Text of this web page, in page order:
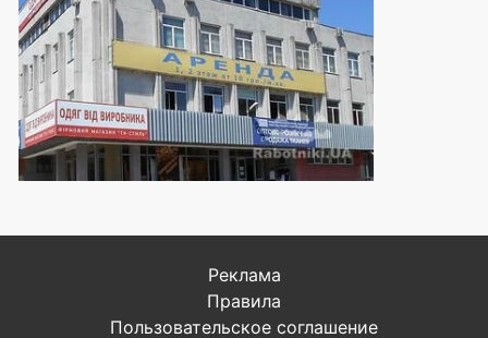
Реклама
Правила
Пользовательское соглашение